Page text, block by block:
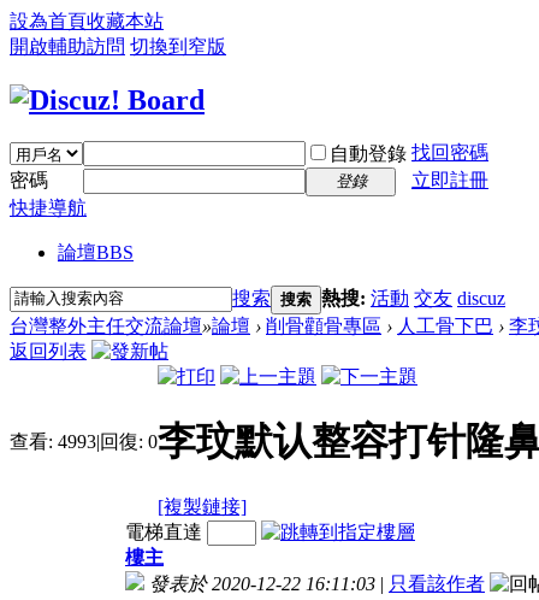
設為首頁收藏本站
開啟輔助訪問 切換到窄版
自動登錄 找回密碼
密碼
登錄
立即註冊
快捷導航
論壇BBS
搜索 搜索 熱搜: 活動 交友 discuz
台灣整外主任交流論壇»論壇 › 削骨顴骨專區 › 人工骨下巴 › 李
返回列表
查看: 4993|回復: 0李玟默认整容打针隆
[複製鏈接]
電梯直達
樓主
發表於 2020-12-22 16:11:03 | 只看該作者